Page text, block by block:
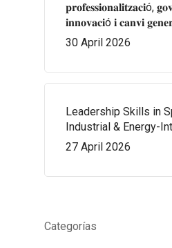
𝐩𝐫𝐨𝐟𝐞𝐬𝐬𝐢𝐨𝐧𝐚𝐥𝐢𝐭𝐳𝐚𝐜𝐢ó,
𝐢𝐧𝐧𝐨𝐯𝐚𝐜𝐢ó 𝐢 𝐜𝐚𝐧𝐯𝐢
30 April 2026
Leadership Skills in
Industrial & Energy-
27 April 2026
Categorías